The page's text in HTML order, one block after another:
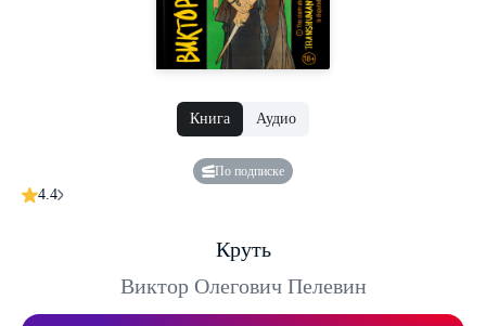
Книга Аудио
По подписке
4.4
Круть
Виктор Олегович Пелевин